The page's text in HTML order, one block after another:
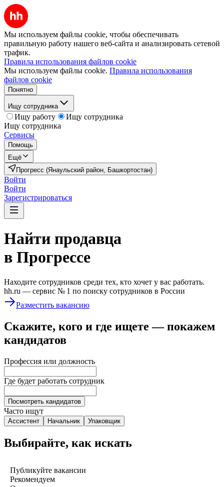
Мы используем файлы cookie, чтобы обеспечивать
правильную работу нашего веб-сайта и анализировать сетевой
трафик.
Правила использования файлов cookie
Мы используем файлы cookie. Правила использования
файлов cookie
Понятно
Ищу сотрудника
Ищу работу
Ищу сотрудника
Ищу сотрудника
Сервисы
Помощь
Ещё
Прогресс (Янаульский район, Башкортостан)
Войти
Войти
Зарегистрироваться
Найти продавца
в Прогрессе
Находите сотрудников среди тех, кто хочет у вас работать.
hh.ru — сервис № 1 по поиску сотрудников в России
Разместить вакансию
Скажите, кого и где ищете — покажем
кандидатов
Профессия или должность
Где будет работать сотрудник
Посмотреть кандидатов
Часто ищут
Ассистент Начальник Упаковщик
Выбирайте, как искать
Публикуйте вакансии
Рекомендуем